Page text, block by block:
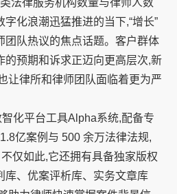
法律服务机构数量与律师人数
化浪潮迅猛推进的当下,“增长”
团队热议的焦点话题。客户群体
的预期和诉求正迈向更高层次,新
让律所和律师团队面临着更为严
化平台工具Alpha系统,配备专
亿案例与 500 余万法律法规,
仅如此,它还拥有具备独家版权
库、优案评析库、实务文章库